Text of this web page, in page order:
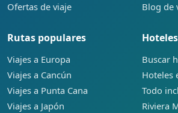
Ofertas de viaje
Blog de
Rutas populares
Viajes a Europa
Viajes a Cancún
Viajes a Punta Cana
Viajes a Japón
Hoteles
Buscar
Hoteles
Todo
Riviera